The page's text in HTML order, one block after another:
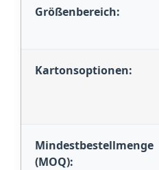
Größenbereich:
Kartonsoptionen:
Mindestbestellmenge
(MOQ):